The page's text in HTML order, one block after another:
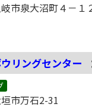
市泉大沼町４－１
リングセンター
市万石2-31